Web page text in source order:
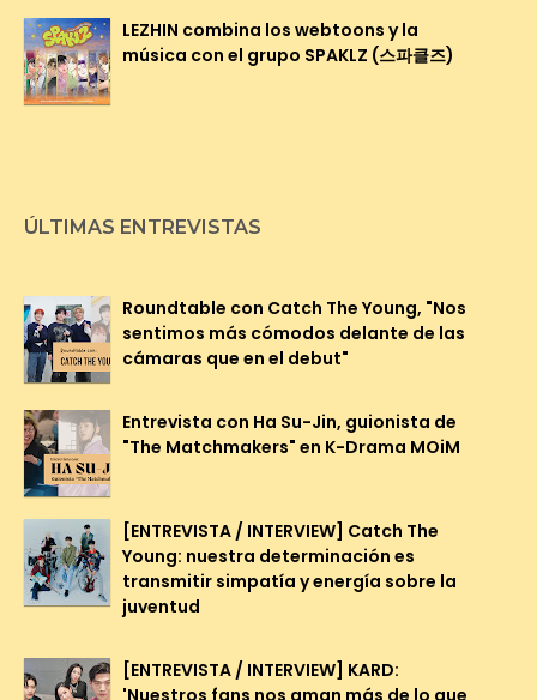
LEZHIN combina los webtoons y la
música con el grupo SPAKLZ (스파클즈)
ÚLTIMAS ENTREVISTAS
Roundtable con Catch The Young, "Nos
sentimos más cómodos delante de las
cámaras que en el debut"
Entrevista con Ha Su-Jin, guionista de
"The Matchmakers" en K-Drama MOiM
[ENTREVISTA / INTERVIEW] Catch The
Young: nuestra determinación es
transmitir simpatía y energía sobre la
juventud
[ENTREVISTA / INTERVIEW] KARD:
'Nuestros fans nos aman más de lo que